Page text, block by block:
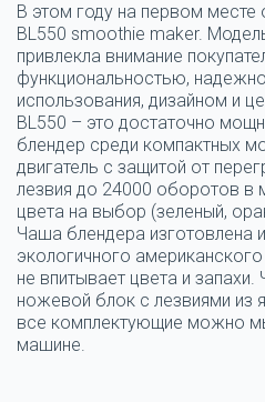
В этом году на первом месте
BL550 smoothie maker.
привлекла внимание
функциональностью,
использования, дизайном и
BL550 – это достаточно
блендер среди компактных
двигатель с защитой от
лезвия до 24000 оборотов в
цвета на выбор (зеленый,
Чаша блендера изготовлена
экологичного
не впитывает цвета и
ножевой блок с лезвиями из
все комплектующие можно
машине.